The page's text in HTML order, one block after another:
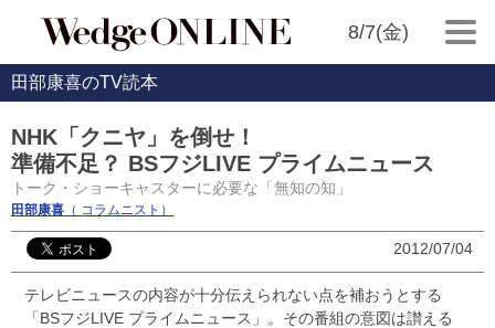
8/7(金)
田部康喜のTV読本
NHK「クニヤ」を倒せ！
準備不足？ BSフジLIVE プライムニュース
トーク・ショーキャスターに必要な「無知の知」
田部康喜 （ コラムニスト）
2012/07/04
テレビニュースの内容が十分伝えられない点を補おうとする
「BSフジLIVE プライムニュース」。その番組の意図は讃える